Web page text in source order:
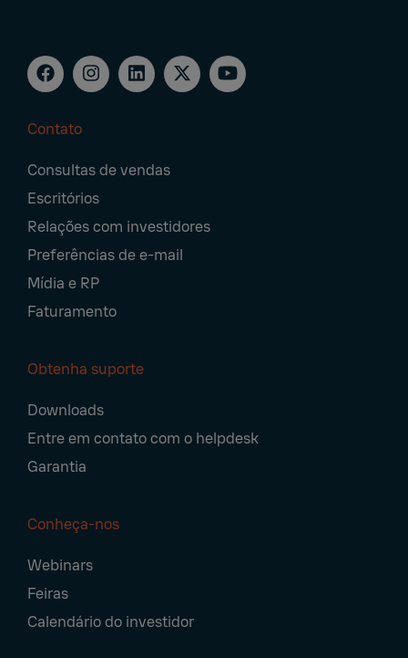
Navigation
Contato
Consultas de vendas
Escritórios
Relações com investidores
Preferências de e-mail
Mídia e RP
Faturamento
Obtenha suporte
Downloads
Entre em contato com o helpdesk
Garantia
Conheça-nos
Webinars
Feiras
Calendário do investidor